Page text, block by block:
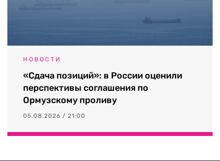
НОВОСТИ
«Сдача позиций»: в России оценили
перспективы соглашения по
Ормузскому проливу
05.08.2026 / 21:00